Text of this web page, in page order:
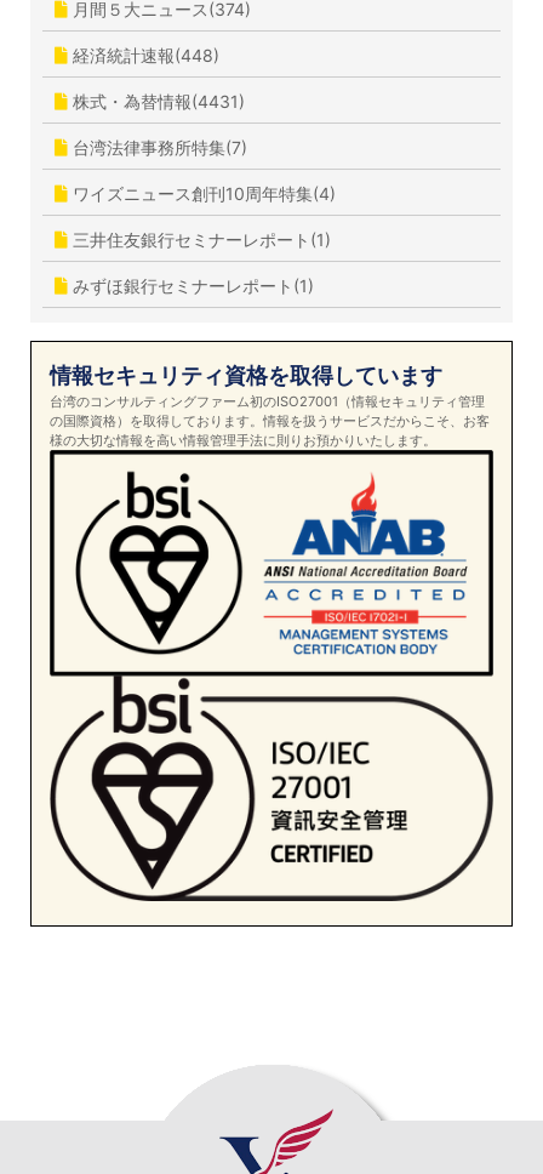
月間５大ニュース(374)
経済統計速報(448)
株式・為替情報(4431)
台湾法律事務所特集(7)
ワイズニュース創刊10周年特集(4)
三井住友銀行セミナーレポート(1)
みずほ銀行セミナーレポート(1)
情報セキュリティ資格を取得しています
台湾のコンサルティングファーム初のISO27001（情報セキュリティ管理
の国際資格）を取得しております。情報を扱うサービスだからこそ、お客
様の大切な情報を高い情報管理手法に則りお預かりいたします。